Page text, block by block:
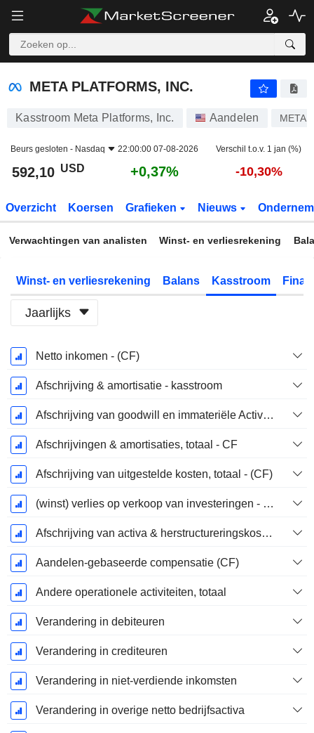
META PLATFORMS, INC.
META PLATFORMS, INC.
Kasstroom Meta Platforms, Inc. Aandelen META
Beurs gesloten - Nasdaq 22:00:00 07-08-2026 Verschil t.o.v. 1 jan (%)
592,10 USD +0,37% -10,30%
Overzicht Koersen Grafieken Nieuws
Verwachtingen van analisten Winst- en verliesrekening
Winst- en verliesrekening Balans Kasstroom
Jaarlijks
Start
boekjaar:
December
Netto inkomen - (CF)
Afschrijving & amortisatie - kasstroom
Afschrijving van goodwill en immateriële Activa - (CF) - (Modelspecifiek)
Afschrijvingen & amortisaties, totaal - CF
Afschrijving van uitgestelde kosten, totaal - (CF)
(winst) verlies op verkoop van investeringen - (CF)
Afschrijving van activa & herstructureringskosten
Aandelen-gebaseerde compensatie (CF)
Andere operationele activiteiten, totaal
Verandering in debiteuren
Verandering in crediteuren
Verandering in niet-verdiende inkomsten
Verandering in overige netto bedrijfsactiva